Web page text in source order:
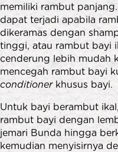
memiliki rambut
dapat terjadi apabila
dikeramas dengan
tinggi, atau rambut bayi
cenderung lebih mudah
mencegah rambut bayi
conditionerkhusus bayi.
Untuk bayi berambut
rambut bayi dengan
jemari Bunda hingga
kemudian menyisirnya